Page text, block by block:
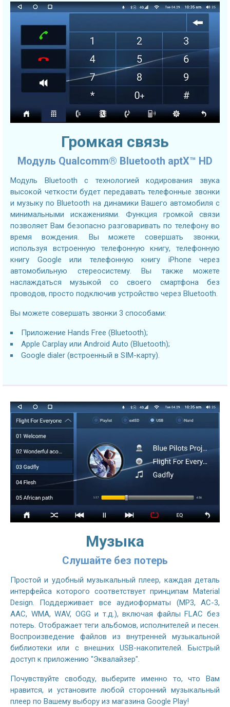
Громкая связь
Модуль Qualcomm® Bluetooth aptX™ HD
Модуль Bluetooth с технологией кодирования звука
высокой четкости будет передавать телефонные звонки
и музыку по Bluetooth на динамики Вашего автомобиля с
минимальными искажениями. Функция громкой связи
позволяет Вам безопасно разговаривать по телефону во
время вождения. Вы можете совершать звонки,
используя встроенную телефонную книгу, телефонную
книгу Google или телефонную книгу iPhone через
автомобильную стереосистему. Вы также можете
наслаждаться музыкой со своего смартфона без
проводов, просто подключив устройство через Bluetooth.
Вы можете совершать звонки 3 способами:
Приложение Hands Free (Bluetooth);
Apple Carplay или Android Auto (Bluetooth);
Google dialer (встроенный в SIM-карту).
Музыка
Слушайте без потерь
Простой и удобный музыкальный плеер, каждая деталь
интерфейса которого соответствует принципам Material
Design. Поддерживает все аудиоформаты (MP3, AC-3,
AAC, WMA, WAV, OGG и т.д.), включая файлы FLAC без
потерь. Отображает теги альбомов, исполнителей и песен.
Воспроизведение файлов из внутренней музыкальной
библиотеки или с внешних USB-накопителей. Быстрый
доступ к приложению "Эквалайзер".
Почувствуйте свободу, выберите именно то, что Вам
нравится, и установите любой сторонний музыкальный
плеер по Вашему выбору из магазина Google Play!